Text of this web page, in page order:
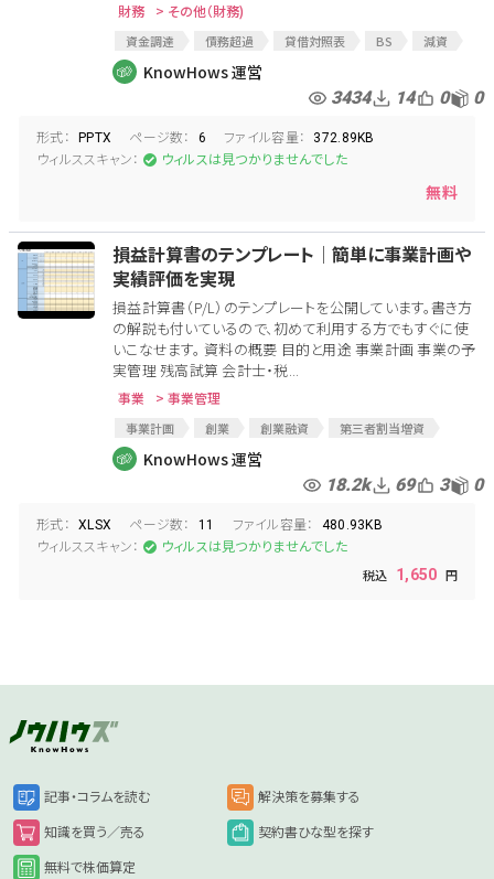
財務 > その他（財務)
資金調達 債務超過 貸借対照表 BS
減資
減資手続き
capital reduction
KnowHows 運営
3434 14 0 0
形式： PPTX ページ数： 6 ファイル容量： 372.89KB
ウィルススキャン： ウィルスは見つかりませんでした
無料
損益計算書のテンプレート│簡単に事業計画や
実績評価を実現
損益計算書（P/L）のテンプレートを公開しています。書き方
の解説も付いているので、初めて利用する方でもすぐに使
いこなせます。 資料の概要 目的と用途 事業計画 事業の予
実管理 残高試算 会計士・税...
事業 > 事業管理
事業計画 創業 創業融資
第三者割当増資
資金調達
損益計算書
KnowHows 運営
18.2k 69 3 0
形式： XLSX ページ数： 11 ファイル容量： 480.93KB
ウィルススキャン： ウィルスは見つかりませんでした
1,650
記事・コラムを読む 解決策を募集する
知識を買う／売る 契約書ひな型を探す
無料で株価算定